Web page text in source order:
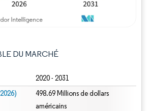
DU MARCHÉ
2020 - 2031
498.69 Millions de dollars
américains